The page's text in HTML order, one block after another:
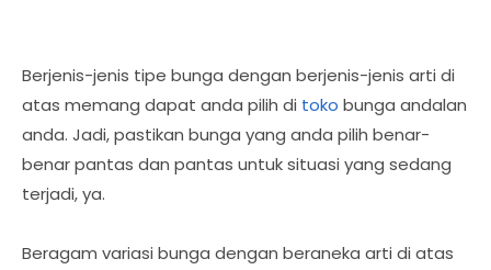
Berjenis-jenis tipe bunga dengan berjenis-jenis arti di
atas memang dapat anda pilih di toko bunga andalan
anda. Jadi, pastikan bunga yang anda pilih benar-
benar pantas dan pantas untuk situasi yang sedang
terjadi, ya.
Beragam variasi bunga dengan beraneka arti di atas